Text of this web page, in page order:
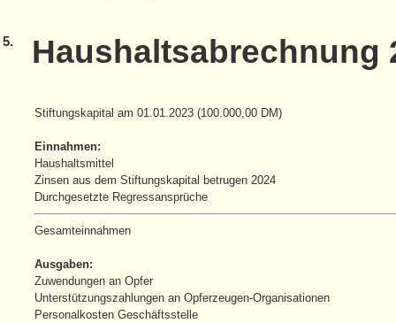
5. Haushaltsabrechnung
Stiftungskapital am 01.01.2023 (100.000,00 DM)
Einnahmen:
Haushaltsmittel
Zinsen aus dem Stiftungskapital betrugen 2024
Durchgesetzte Regressansprüche
Gesamteinnahmen
Ausgaben:
Zuwendungen an Opfer
Unterstützungszahlungen an Opferzeugen-Organisationen
Personalkosten Geschäftsstelle